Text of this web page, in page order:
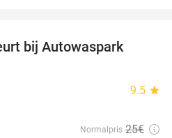
bij Autowaspark
9.5 star
Normalpris 25€